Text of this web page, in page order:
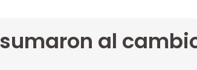
sumaron al